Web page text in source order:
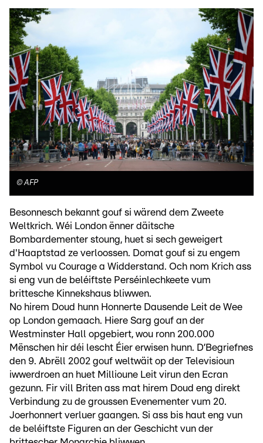
©AFP
Besonnesch bekannt gouf si wärend dem Zweete
Weltkrich. Wéi London ënner däitsche
Bombardementer stoung, huet si sech geweigert
d'Haaptstad ze verloossen. Domat gouf si zu engem
Symbol vu Courage a Widderstand. Och nom Krich ass
si eng vun de beléiftste Perséinlechkeete vum
brittesche Kinnekshaus bliwwen.
No hirem Doud hunn Honnerte Dausende Leit de Wee
op London gemaach. Hiere Sarg gouf an der
Westminster Hall opgebiert, wou ronn 200.000
Mënschen hir déi lescht Éier erwisen hunn. D’Begriefnes
den 9. Abrëll 2002 gouf weltwäit op der Televisioun
iwwerdroen an huet Millioune Leit virun den Ecran
gezunn. Fir vill Briten ass mat hirem Doud eng direkt
Verbindung zu de groussen Evenementer vum 20.
Joerhonnert verluer gaangen. Si ass bis haut eng vun
de beléiftste Figuren an der Geschicht vun der